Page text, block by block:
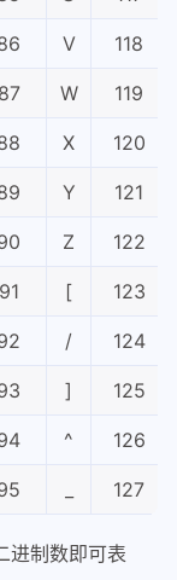
V 118
87 W 119
X 120
Y 121
Z 122
91 [ 123
/ 124
] 125
^ 126
127
进制数即可表